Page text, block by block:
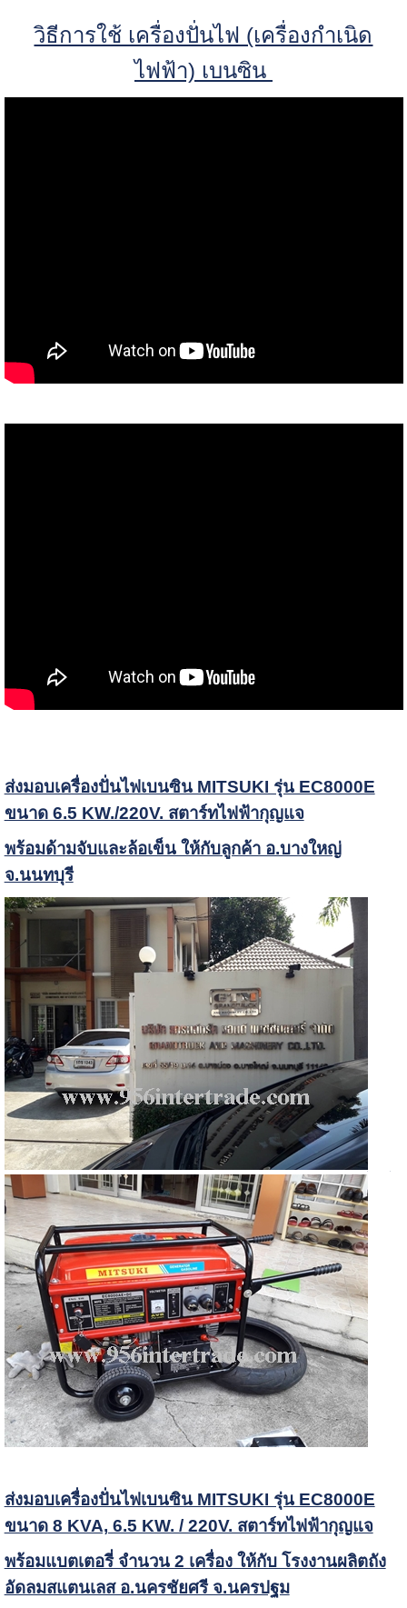
วิธีการใช้ เครื่องปั่นไฟ (เครื่องกำเนิด
ไฟฟ้า) เบนซิน
ส่งมอบเครื่องปั่นไฟเบนซิน MITSUKI รุ่น EC8000E
ขนาด 6.5 KW./220V. สตาร์ทไฟฟ้ากุญแจ
พร้อมด้ามจับและล้อเข็น ให้กับลูกค้า อ.บางใหญ่
จ.นนทบุรี
ส่งมอบเครื่องปั่นไฟเบนซิน MITSUKI รุ่น EC8000E
ขนาด 8 KVA, 6.5 KW. / 220V. สตาร์ทไฟฟ้ากุญแจ
พร้อมแบตเตอรี่ จำนวน 2 เครื่อง ให้กับ โรงงานผลิตถัง
อัดลมสแตนเลส อ.นครชัยศรี จ.นครปฐม